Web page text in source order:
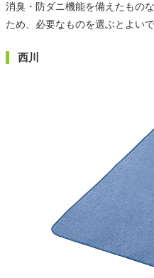
消臭・防ダニ機能を備えたもの
ため、必要なものを選ぶとよいで
西川